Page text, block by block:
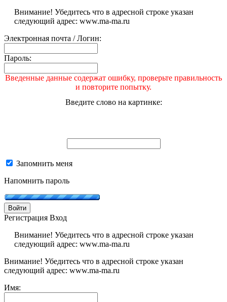
Внимание! Убедитесь что в адресной строке указан
следующий адрес: www.ma-ma.ru
Электронная почта / Логин:
Пароль:
Введенные данные содержат ошибку, проверьте правильность
и повторите попытку.
Введите слово на картинке:
Запомнить меня
Напомнить пароль
Войти
Регистрация Вход
Внимание! Убедитесь что в адресной строке указан
следующий адрес: www.ma-ma.ru
Внимание! Убедитесь что в адресной строке указан
следующий адрес: www.ma-ma.ru
Имя: